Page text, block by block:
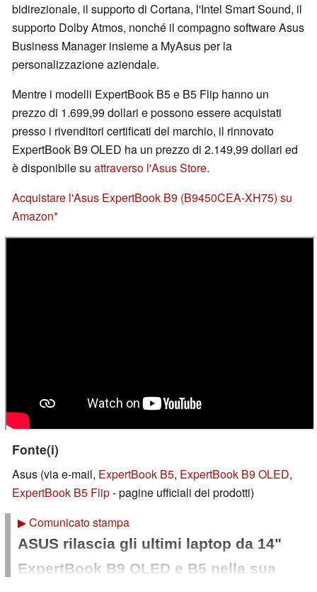
bidirezionale, il supporto di Cortana, l'Intel Smart Sound, il
supporto Dolby Atmos, nonché il compagno software Asus
Business Manager insieme a MyAsus per la
personalizzazione aziendale.
Mentre i modelli ExpertBook B5 e B5 Flip hanno un
prezzo di 1.699,99 dollari e possono essere acquistati
presso i rivenditori certificati del marchio, il rinnovato
ExpertBook B9 OLED ha un prezzo di 2.149,99 dollari ed
è disponibile su attraverso l'Asus Store.
Acquistare l'Asus ExpertBook B9 (B9450CEA-XH75) su
Amazon
Fonte(i)
Asus (via e-mail, ExpertBook B5, ExpertBook B9 OLED,
ExpertBook B5 Flip- pagine ufficiali dei prodotti)
▶Comunicato stampa
ASUS rilascia gli ultimi laptop da 14"
ExpertBook B9 OLED e B5 nella sua